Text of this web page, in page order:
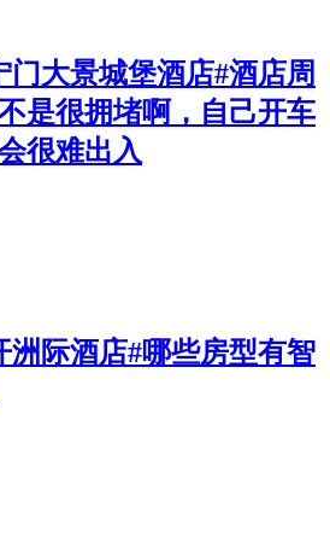
门大景城堡酒店#酒店周
是很拥堵啊，自己开车
很难出入
洲际酒店#哪些房型有智